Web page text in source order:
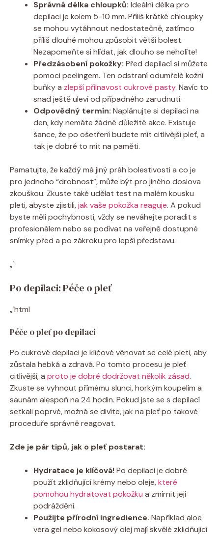
Správná délka chloupků: Ideální délka ⁤pro
depilaci je kolem 5-10 mm. Příliš krátké chloupky‌
se mohou vytáhnout⁢ nedostatečně, zatímco
příliš dlouhé mohou způsobit větší bolest.
Nezapomeňte ‌si hlídat, jak⁢ dlouho se ​neholíte!
Předzásobení⁤ pokožky: Před ⁣depilací si můžete‍
pomoci peelingem. Ten odstraní odumřelé kožní
buňky⁣ a zlepší přilnavost cukrové pasty. Navíc ‌to
snad⁣ ještě uleví od ⁢případného zarudnutí.
Odpovědný termín: Naplánujte⁤ si ⁢depilaci na
den, kdy⁤ nemáte žádné důležité akce. Existuje
‍šance,​ že po ošetření budete mít citlivější pleť, a
tak je dobré to mít na paměti.
Pamatujte, ⁣že každý má jiný práh bolestivosti a co je
pro jednoho “drobnost”, může‍ být pro jiného doslova
zkouškou. Zkuste⁤ také ⁢udělat test na ⁢malém kousku
pleti, abyste zjistili,‍jak⁢ vaše pokožka reaguje. A pokud
byste měli pochybnosti, vždy⁢ se neváhejte poradit​ s
profesionálem nebo se podívat​ na veřejně dostupné
snímky před a⁤ po zákroku pro lepší představu.
„`
Po depilaci: Péče‌ o pleť
„`html
Péče o pleť po depilaci
Po cukrové⁣ depilaci je klíčové‌ věnovat se celé pleti, aby
zůstala hebká a zdravá.‍ Po tomto procesu⁣ je ⁢pleť
citlivější, a ‍ proto je dobré dodržovat několik zásad.
Zkuste se⁤ vyhnout přímému slunci, ⁣horkým⁣ koupelím a
saunám ⁢alespoň na 24 hodin. ⁤Pokud jste se s ‌depilací
setkali poprvé, možná se divíte, jak na pleť po takové
proceduře správně reagovat.
Zde ​je ​pár tipů, jak o⁤ pleť postarat:
Hydratace je‌ klíčová!Po depilaci je dobré
‌použít ⁣zklidňující krémy nebo oleje,které
pomohou hydratovat pokožku a zmírnit‌ její
podráždění.
Použijte⁣ přírodní ingredience. Například aloe
vera gel nebo ‌kokosový olej mají ​skvělé ‌zklidňující